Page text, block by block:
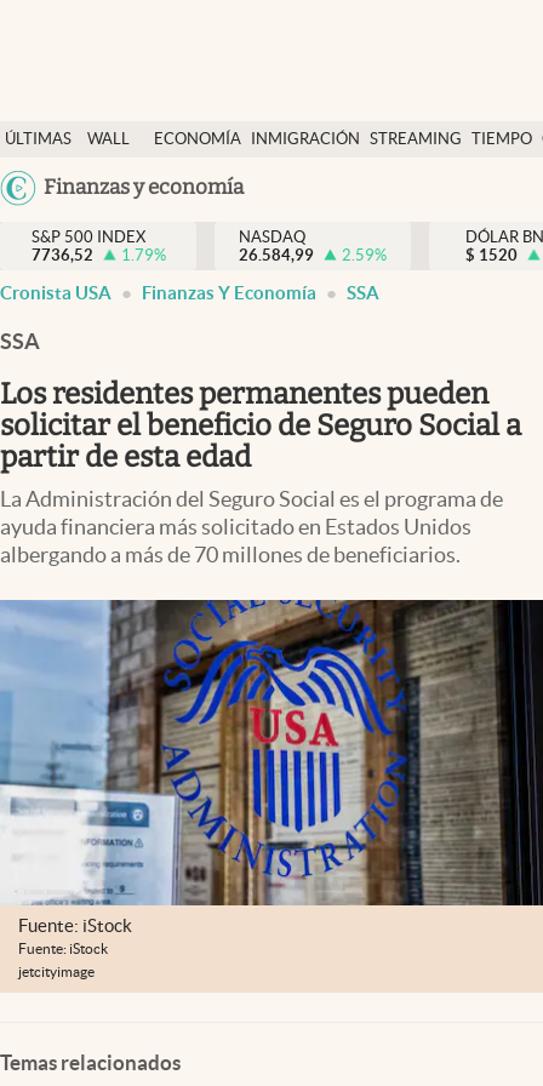
ÚLTIMAS
NOTICIAS
WALL
DÓLAR
ECONOMÍA INMIGRACIÓN STREAMING TIEMPO
México
Finanzas y economía
Finanzas y economía
Wall Street y dólar
Inmigración
Espiritual
Streaming
PC y mobile
Lifestyle
USA
S&P 500 INDEX
7736,52
1.79%
NASDAQ
26.584,99
2.59%
DÓLAR
$ 1520
Cronista USA Finanzas Y Economía SSA
SSA
Los residentes permanentes pueden
solicitar el beneficio de Seguro Social a
partir de esta edad
La Administración del Seguro Social es el programa de
ayuda financiera más solicitado en Estados Unidos
albergando a más de 70 millones de beneficiarios.
Fuente: iStock
Fuente: iStock
jetcityimage
Temas relacionados